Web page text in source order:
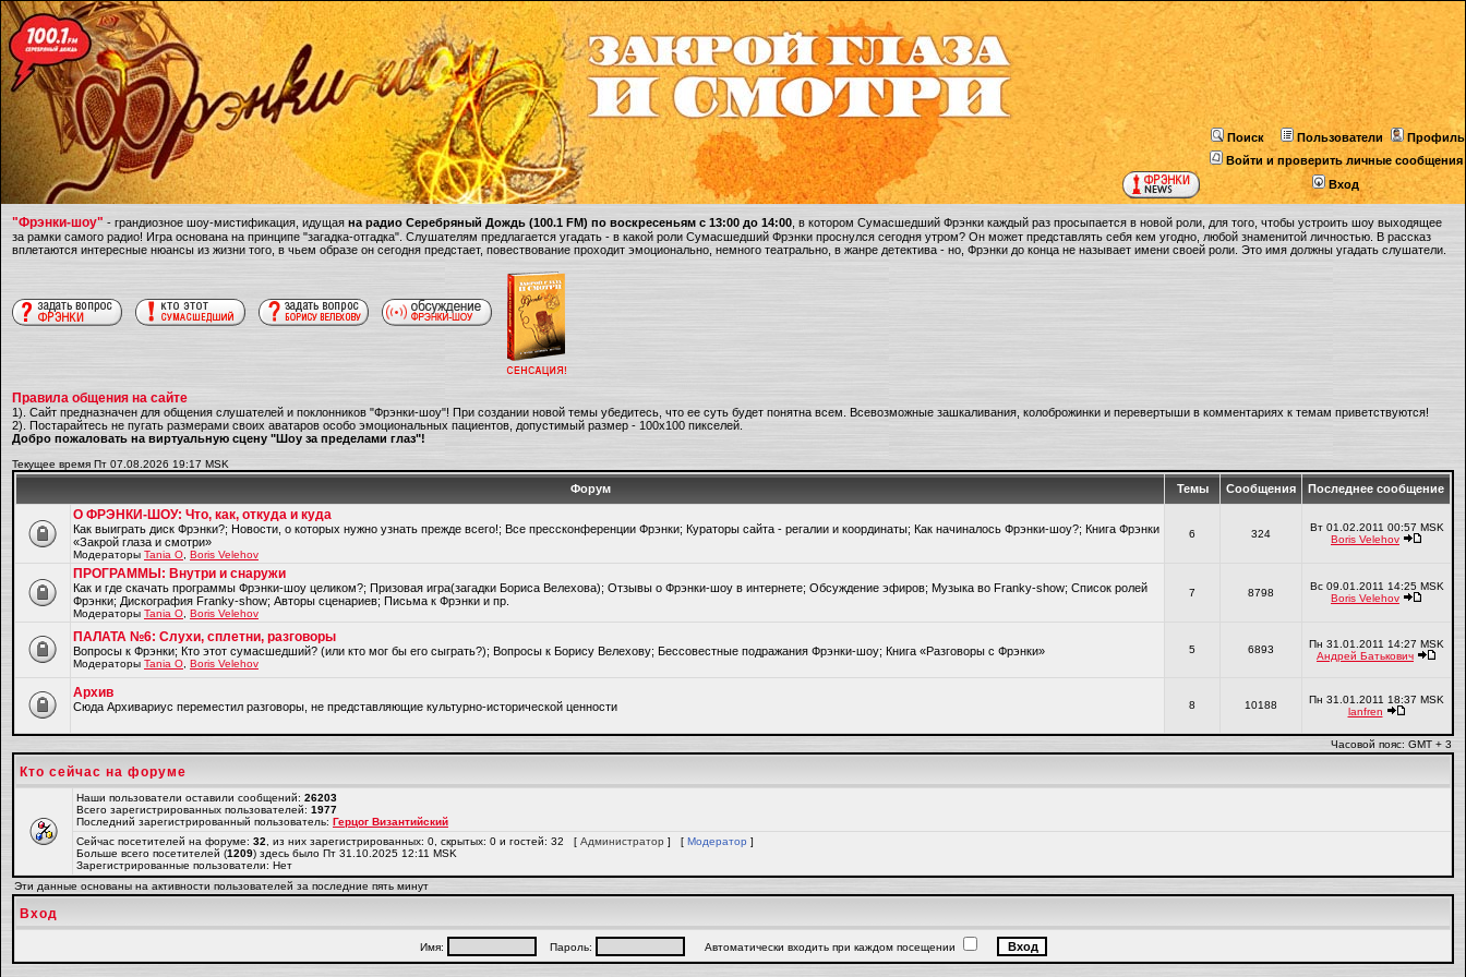
Поиск Пользователи
Профиль
Войти и проверить личные сообщения
Вход
"Фрэнки-шоу" - грандиозное шоу-мистификация, идущая на радио Серебряный Дождь (100.1 FM) по воскресеньям с 13:00 до 14:00 , в котором Сумасшедший Фрэнки каждый раз просыпается в новой роли, для того, чтобы устроить шоу выходящее
за рамки самого радио! Игра основана на принципе "загадка-отгадка". Слушателям предлагается угадать - в какой роли Сумасшедший Фрэнки проснулся сегодня утром? Он может представлять себя кем угодно, любой знаменитой личностью. В рассказ
вплетаются интересные нюансы из жизни того, в чьем образе он сегодня предстает, повествование проходит эмоционально, немного театрально, в жанре детектива - но, Фрэнки до конца не называет имени своей роли. Это имя должны угадать слушатели.
Правила общения на сайте
1). Сайт предназначен для общения слушателей и поклонников "Фрэнки-шоу"! При создании новой темы убедитесь, что ее суть будет понятна всем. Всевозможные зашкаливания, колоброжинки и перевертыши в комментариях к темам приветствуются!
2). Постарайтесь не пугать размерами своих аватаров особо эмоциональных пациентов, допустимый размер - 100х100 пикселей.
Добро пожаловать на виртуальную сцену "Шоу за пределами глаз"!
Текущее время Пт 07.08.2026 19:17 MSK
Форум Темы Сообщения Последнее сообщение
О ФРЭНКИ-ШОУ: Что, как, откуда и куда
Как выиграть диск Фрэнки?; Новости, о которых нужно узнать прежде всего!; Все прессконференции Фрэнки; Кураторы сайта - регалии и координаты; Как начиналось Фрэнки-шоу?; Книга Фрэнки
«Закрой глаза и смотри»
Модераторы Tania O Boris Velehov
6 324
Вт 01.02.2011 00:57 MSK
Boris Velehov
ПРОГРАММЫ: Внутри и снаружи
Как и где скачать программы Фрэнки-шоу целиком?; Призовая игра(загадки Бориса Велехова); Отзывы о Фрэнки-шоу в интернете; Обсуждение эфиров; Музыка во Franky-show; Список ролей
Фрэнки; Дискография Franky-show; Авторы сценариев; Письма к Фрэнки и пр.
Модераторы Tania O Boris Velehov
7 8798
Вс 09.01.2011 14:25 MSK
Boris Velehov
ПАЛАТА №6: Слухи, сплетни, разговоры
Вопросы к Фрэнки; Кто этот сумасшедший? (или кто мог бы его сыграть?); Вопросы к Борису Велехову; Бессовестные подражания Фрэнки-шоу; Книга «Разговоры с Фрэнки»
Модераторы Tania O Boris Velehov
5 6893
Пн 31.01.2011 14:27 MSK
Андрей Батькович
Архив
Cюда Архивариус переместил разговоры, не представляющие культурно-исторической ценности 8 10188
Пн 31.01.2011 18:37 MSK
lanfren
Часовой пояс: GMT + 3
Кто сейчас на форуме
Наши пользователи оставили сообщений: 26203
Всего зарегистрированных пользователей: 1977
Последний зарегистрированный пользователь: Герцог Византийский
Сейчас посетителей на форуме: 32 , из них зарегистрированных: 0, скрытых: 0 и гостей: 32 [ Администратор ] [ Модератор ]
Больше всего посетителей (1209) здесь было Пт 31.10.2025 12:11 MSK
Зарегистрированные пользователи: Нет
Эти данные основаны на активности пользователей за последние пять минут
Вход
Имя: Пароль: Автоматически входить при каждом посещении